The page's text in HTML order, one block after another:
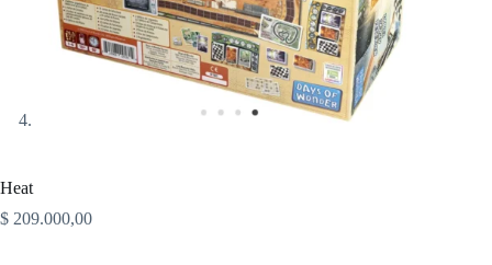
Heat
$ 209.000,00